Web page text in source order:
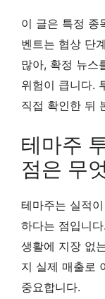
이 글은 특정 종
벤트는 협상 단
많아, 확정 뉴스
위험이 큽니다.
직접 확인한 뒤
테마주
점은 무
테마주는 실적
하다는 점입니
생활에 지장 없
지 실제 매출로
중요합니다.